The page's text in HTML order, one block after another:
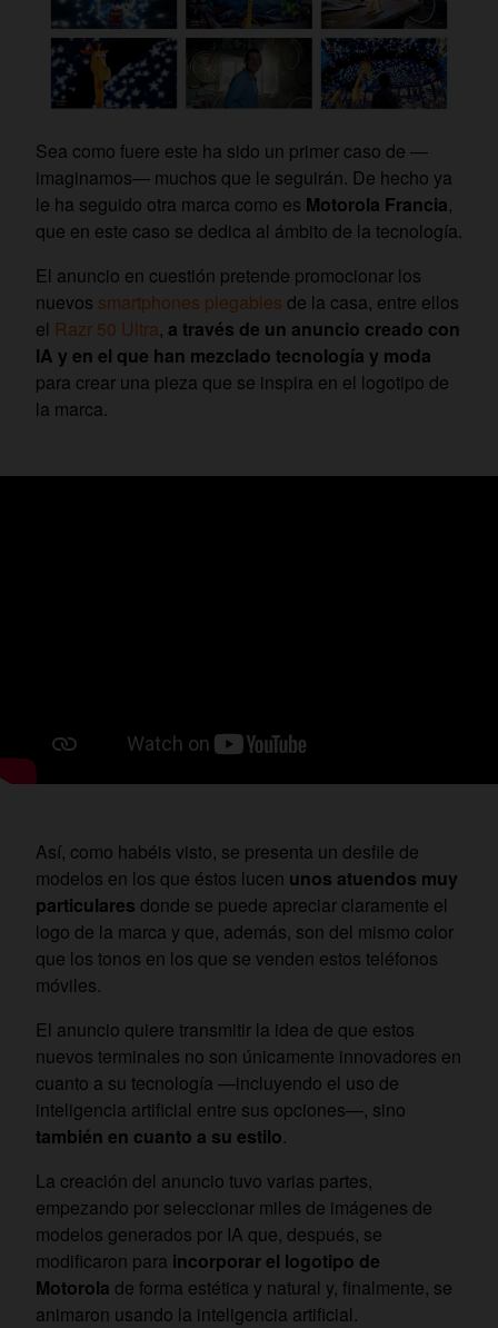
Sea como fuere este ha sido un primer caso de —
imaginamos— muchos que le seguirán. De hecho ya
le ha seguido otra marca como es Motorola Francia,
que en este caso se dedica al ámbito de la tecnología.
El anuncio en cuestión pretende promocionar los
nuevos smartphones plegables de la casa, entre ellos
el Razr 50 Ultra, a través de un anuncio creado con
IA y en el que han mezclado tecnología y moda
para crear una pieza que se inspira en el logotipo de
la marca.
Así, como habéis visto, se presenta un desfile de
modelos en los que éstos lucen unos atuendos muy
particulares donde se puede apreciar claramente el
logo de la marca y que, además, son del mismo color
que los tonos en los que se venden estos teléfonos
móviles.
El anuncio quiere transmitir la idea de que estos
nuevos terminales no son únicamente innovadores en
cuanto a su tecnología —incluyendo el uso de
inteligencia artificial entre sus opciones—, sino
también en cuanto a su estilo.
La creación del anuncio tuvo varias partes,
empezando por seleccionar miles de imágenes de
modelos generados por IA que, después, se
modificaron para incorporar el logotipo de
Motorola de forma estética y natural y, finalmente, se
animaron usando la inteligencia artificial.